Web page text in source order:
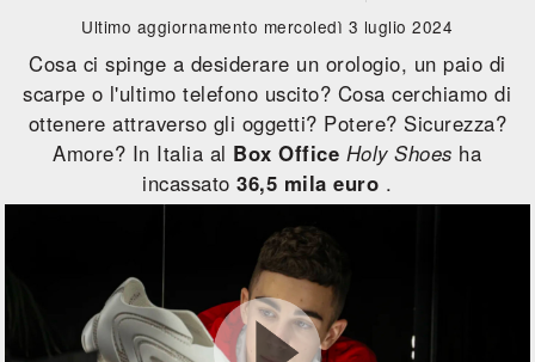
Ultimo aggiornamento mercoledì 3 luglio 2024
Cosa ci spinge a desiderare un orologio, un paio di
scarpe o l'ultimo telefono uscito? Cosa cerchiamo di
ottenere attraverso gli oggetti? Potere? Sicurezza?
Amore? In Italia al Box Office Holy Shoes ha
incassato36,5 mila euro .